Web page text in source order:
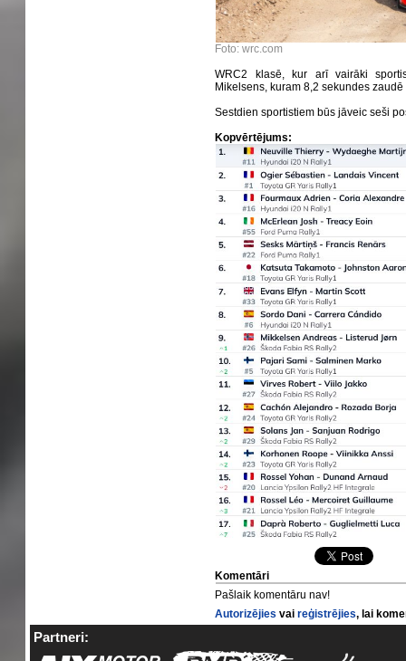
Foto: wrc.com
WRC2 klasē, kur arī vairāki
Mikelsens, kuram 8,2 sekundes
Sestdien sportistiem būs jāveic seši
Kopvērtējums:
Komentāri
Pašlaik komentāru nav!
Autorizējies vaireģistrējies, lai
Partneri: